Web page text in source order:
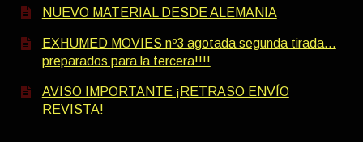
NUEVO MATERIAL DESDE ALEMANIA
EXHUMED MOVIES nº3 agotada segunda tirada…
preparados para la tercera!!!!
AVISO IMPORTANTE ¡RETRASO ENVÍO
REVISTA!